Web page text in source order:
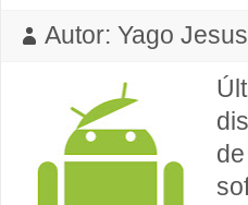
Autor: Yago Jesus